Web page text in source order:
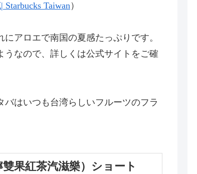
Taiwan）
アロエで南国の夏感たっぷりです。
なので、詳しくは公式サイトをご確
はいつも台湾らしいフルーツのフラ
果紅茶汽滋樂）ショート